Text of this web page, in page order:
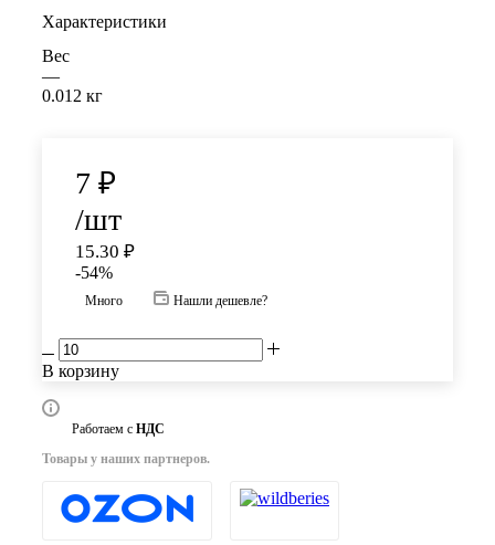
Характеристики
Вес
—
0.012 кг
7 ₽
/шт
15.30 ₽
-54%
Много Нашли дешевле?
В корзину
Работаем с НДС
Товары у наших партнеров.